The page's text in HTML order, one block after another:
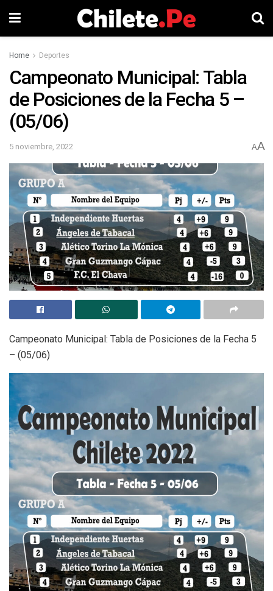
Home Deportes
Campeonato Municipal: Tabla
de Posiciones de la Fecha 5 –
(05/06)
5 noviembre, 2022 AA
Campeonato Municipal: Tabla de Posiciones de la Fecha 5
– (05/06)